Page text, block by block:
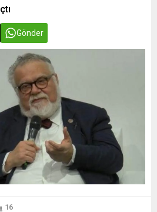
Gönder
16